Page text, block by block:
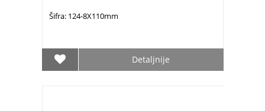
Šifra: 124-8X110mm
Detaljnije